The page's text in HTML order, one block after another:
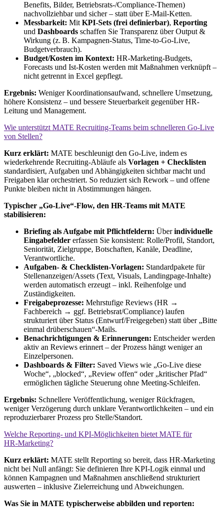
Benefits, Bilder, Betriebsrats-/Compliance-Themen)
nachvollziehbar und sicher – statt über E-Mail-Ketten.
Messbarkeit: Mit KPI-Sets (frei definierbar), Reporting
und Dashboards schaffen Sie Transparenz über Output &
Wirkung (z. B. Kampagnen-Status, Time-to-Go-Live,
Budgetverbrauch).
Budget/Kosten im Kontext: HR-Marketing-Budgets,
Forecasts und Ist-Kosten werden mit Maßnahmen verknüpft –
nicht getrennt in Excel gepflegt.
Ergebnis: Weniger Koordinationsaufwand, schnellere Umsetzung,
höhere Konsistenz – und bessere Steuerbarkeit gegenüber HR-
Leitung und Management.
Wie unterstützt MATE Recruiting‑Teams beim schnelleren Go‑Live
von Stellen?
Kurz erklärt: MATE beschleunigt den Go-Live, indem es
wiederkehrende Recruiting-Abläufe als Vorlagen + Checklisten
standardisiert, Aufgaben und Abhängigkeiten sichtbar macht und
Freigaben klar orchestriert. So reduziert sich Rework – und offene
Punkte bleiben nicht in Abstimmungen hängen.
Typischer „Go-Live“-Flow, den HR-Teams mit MATE
stabilisieren:
Briefing als Aufgabe mit Pflichtfeldern: Überindividuelle
Eingabefelder erfassen Sie konsistent: Rolle/Profil, Standort,
Seniorität, Zielgruppe, Botschaften, Kanäle, Deadline,
Verantwortliche.
Aufgaben- & Checklisten-Vorlagen: Standardpakete für
Stellenanzeigen/Assets (Text, Visuals, Landingpage-Inhalte)
werden automatisch erzeugt – inkl. Reihenfolge und
Zuständigkeiten.
Freigabeprozesse: Mehrstufige Reviews (HR →
Fachbereich → ggf. Betriebsrat/Compliance) laufen
strukturiert über Status (Entwurf/Freigegeben) statt über „Bitte
einmal drüberschauen“-Mails.
Benachrichtigungen & Erinnerungen: Entscheider werden
aktiv an Reviews erinnert – der Prozess hängt weniger an
Einzelpersonen.
Dashboards & Filter: Saved Views wie „Go-Live diese
Woche“, „blocked“, „Review offen“ oder „kritischer Pfad“
ermöglichen tägliche Steuerung ohne Meeting-Schleifen.
Ergebnis: Schnellere Veröffentlichung, weniger Rückfragen,
weniger Verzögerung durch unklare Verantwortlichkeiten – und ein
reproduzierbarer Prozess pro Stelle/Standort.
Welche Reporting‑ und KPI‑Möglichkeiten bietet MATE für
HR‑Marketing?
Kurz erklärt: MATE stellt Reporting so bereit, dass HR-Marketing
nicht bei Null anfängt: Sie definieren Ihre KPI-Logik einmal und
können Kampagnen und Maßnahmen anschließend strukturiert
auswerten – inklusive Zielerreichung und Abweichungen.
Was Sie in MATE typischerweise abbilden und reporten: